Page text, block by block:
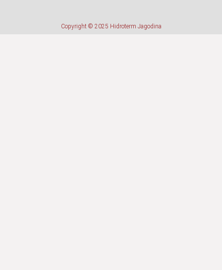
Copyright © 2025 Hidroterm Jagodina